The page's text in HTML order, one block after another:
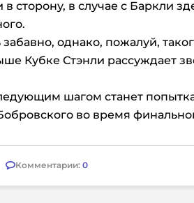
сторону, в случае с Баркли
забавно, однако, пожалуй,
Кубке Стэнли рассуждает
шагом станет
во время
Комментарии: 0